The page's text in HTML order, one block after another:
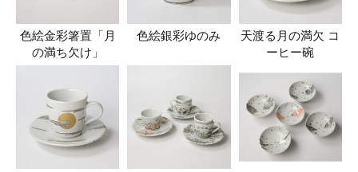
色絵金彩箸置「月
の満ち欠け」
色絵銀彩ゆのみ
天渡る月の満欠 コ
ーヒー碗